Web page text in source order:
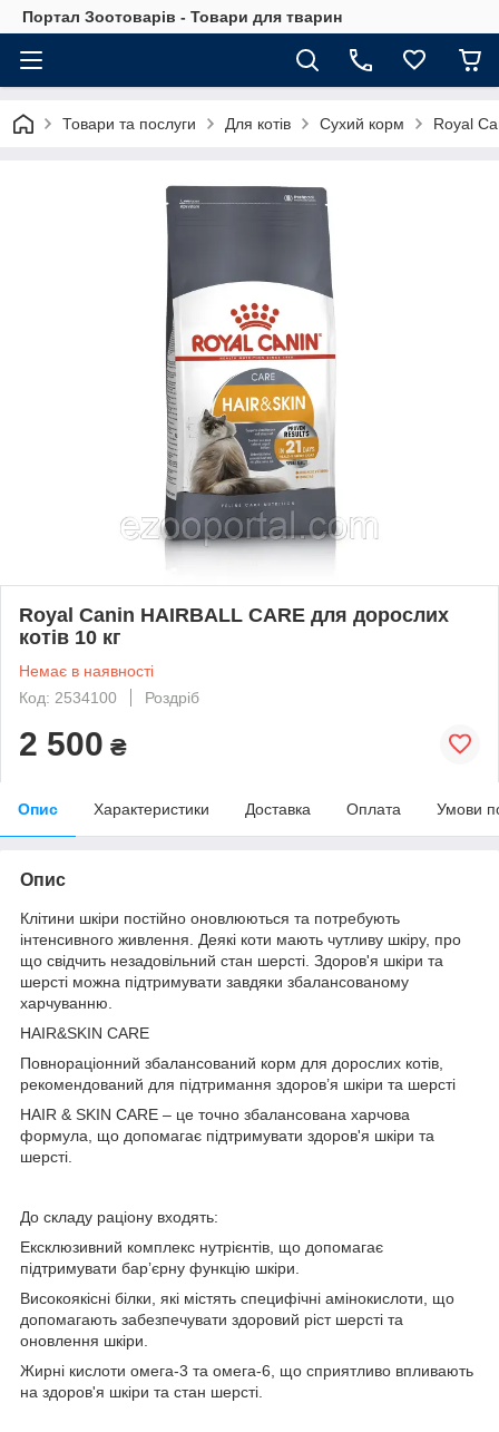
Портал Зоотоварів - Товари для тварин
Товари та послуги Для котів Сухий корм Royal
Royal Canin HAIRBALL CARE для дорослих
котів 10 кг
Немає в наявності
Код: 2534100
Роздріб
2 500 ₴
Опис Характеристики Доставка Оплата Умови
Опис
Клітини шкіри постійно оновлюються та потребують
інтенсивного живлення. Деякі коти мають чутливу шкіру, про
що свідчить незадовільний стан шерсті. Здоров'я шкіри та
шерсті можна підтримувати завдяки збалансованому
харчуванню.
HAIR&SKIN CARE
Повнораціонний збалансований корм для дорослих котів,
рекомендований для підтримання здоров’я шкіри та шерсті
HAIR & SKIN CARE – це точно збалансована харчова
формула, що допомагає підтримувати здоров'я шкіри та
шерсті.
До складу раціону входять:
Ексклюзивний комплекс нутрієнтів, що допомагає
підтримувати бар’єрну функцію шкіри.
Високоякісні білки, які містять специфічні амінокислоти, що
допомагають забезпечувати здоровий ріст шерсті та
оновлення шкіри.
Жирні кислоти омега-3 та омега-6, що сприятливо впливають
на здоров'я шкіри та стан шерсті.